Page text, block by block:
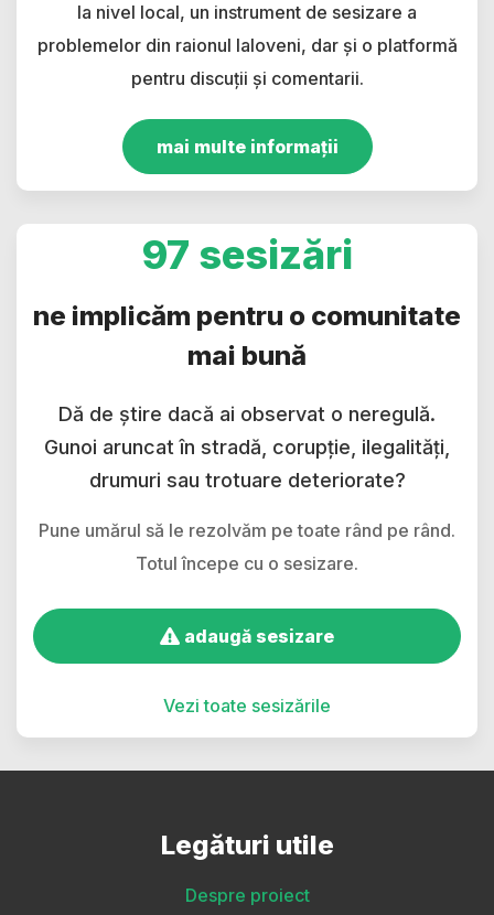
la nivel local, un instrument de sesizare a
problemelor din raionul Ialoveni, dar și o platformă
pentru discuții și comentarii.
mai multe informații
97 sesizări
ne implicăm pentru o comunitate
mai bună
Dă de știre dacă ai observat o neregulă.
Gunoi aruncat în stradă, corupție, ilegalități,
drumuri sau trotuare deteriorate?
Pune umărul să le rezolvăm pe toate rând pe rând.
Totul începe cu o sesizare.
adaugă sesizare
Vezi toate sesizările
Legături utile
Despre proiect